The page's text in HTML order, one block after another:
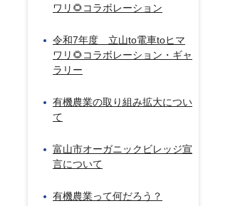
ワリ🌻コラボレーション
令和7年度 立山to電車toヒマ
ワリ🌻コラボレーション・ギャ
ラリー
有機農業の取り組み拡大につい
て
富山市オーガニックビレッジ宣
言について
有機農業って何だろう？